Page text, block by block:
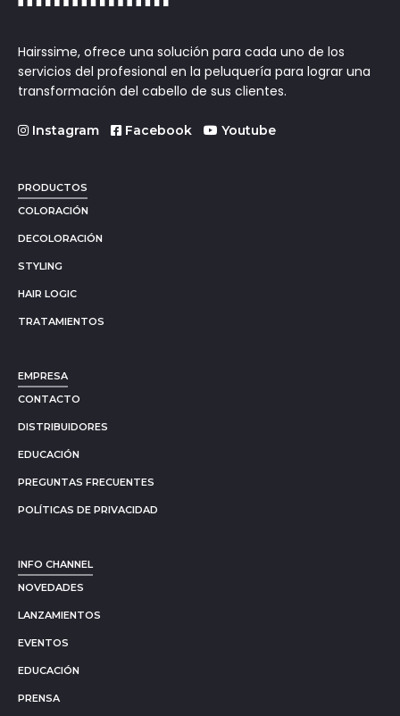
Hairssime, ofrece una solución para cada uno de los
servicios del profesional en la peluquería para lograr una
transformación del cabello de sus clientes.
Instagram Facebook Youtube
PRODUCTOS
COLORACIÓN
DECOLORACIÓN
STYLING
HAIR LOGIC
TRATAMIENTOS
EMPRESA
CONTACTO
DISTRIBUIDORES
EDUCACIÓN
PREGUNTAS FRECUENTES
POLÍTICAS DE PRIVACIDAD
INFO CHANNEL
NOVEDADES
LANZAMIENTOS
EVENTOS
EDUCACIÓN
PRENSA